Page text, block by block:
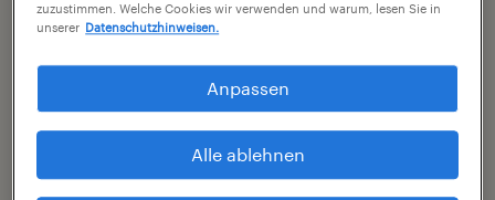
zuzustimmen. Welche Cookies wir verwenden und warum, lesen Sie in
unserer Datenschutzhinweisen.
Anpassen
Alle ablehnen